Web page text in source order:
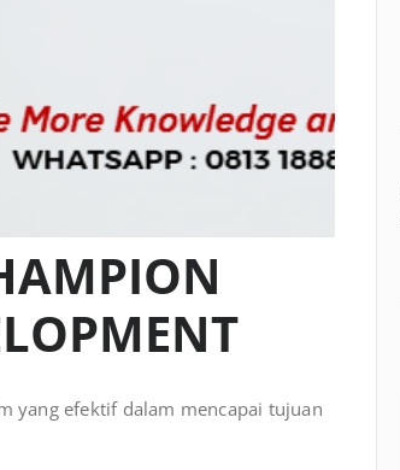
yang efektif dalam mencapai tujuan